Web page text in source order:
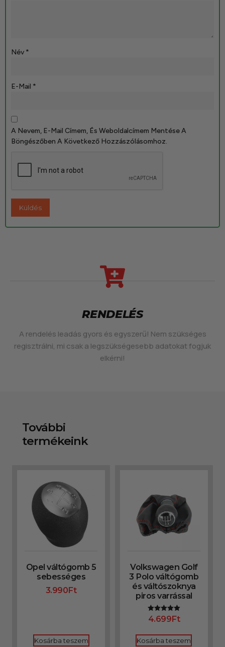
Név *
E-Mail *
A Nevem, E-Mail Címem, És Weboldalcímem Mentése A
Böngészőben A Következő Hozzászólásomhoz.
RENDELÉS
A rendelés leadás gyors és egyszerű! Nem szükséges
regisztrálni, mi csak a legszükségesebb adatokat fogjuk
elkérni!
További
termékeink
Opel váltógomb 5
sebességes
3.990Ft
Kosárba teszem
Volkswagen Golf
3 Polo váltógomb
és váltószoknya
piros varrással
Értékelés:
5.00
4.699Ft
Kosárba teszem